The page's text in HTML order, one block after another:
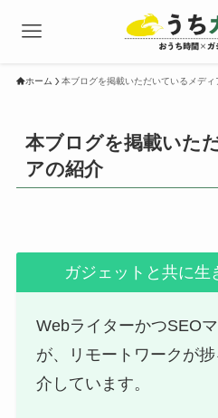
ホーム 本ブログを掲載いただいているメディ
本ブログを掲載いた
アの紹介
ガジェットと共に生
WebライターかつSEO
が、リモートワークが
介しています。